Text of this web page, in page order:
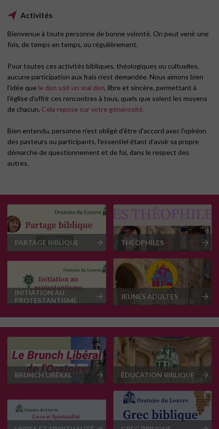
Activités
Bienvenue à toute personne de bonne volonté. On peut venir une
fois, de temps en temps, ou régulièrement.
Pour toutes ces activités bibliques, théologiques ou cultuelles,
aucune participation aux frais n’est demandée. Nous aimons bien
l’idée que le don soit un vrai don, libre et sincère, permettant à
l’église d’offrir ces rencontres à tous, quels que soient les moyens
de chacun. Cela repose sur votre générosité.
Bien entendu, personne n’est obligé d’être d’accord avec l’opinion
des pasteurs ou participants, l’essentiel étant d’avoir sa propre
démarche de questionnement et de foi, dans le respect des
autres.
PARTAGE BIBLIQUE THÉOPHILES
INITIATION AU
PROTESTANTISME
JEUNES ADULTES
BRUNCH LIBÉRAL ÉDUCATION BIBLIQUE